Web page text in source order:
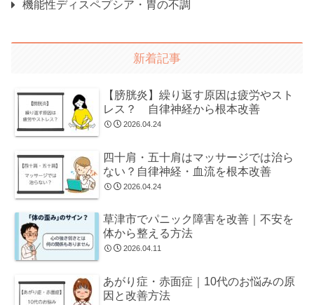
機能性ディスペプシア・胃の不調
新着記事
【膀胱炎】繰り返す原因は疲労やスト
レス？ 自律神経から根本改善
2026.04.24
四十肩・五十肩はマッサージでは治ら
ない？自律神経・血流を根本改善
2026.04.24
草津市でパニック障害を改善｜不安を
体から整える方法
2026.04.11
あがり症・赤面症｜10代のお悩みの原
因と改善方法